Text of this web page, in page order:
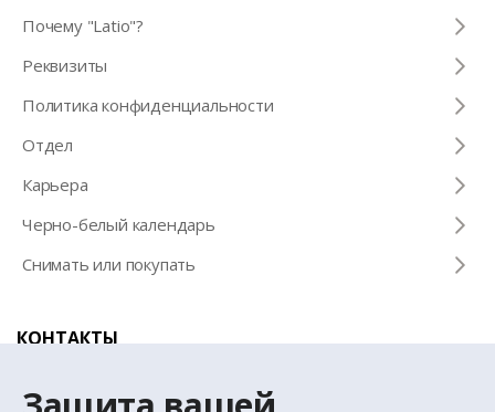
Почему "Latio"?
Pеквизиты
Политика конфиденциальности
Отдел
Карьера
Черно-белый календарь
Снимать или покупать
КОНТАКТЫ